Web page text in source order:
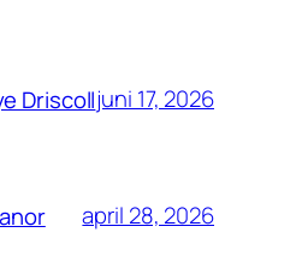
Driscolljuni 17, 2026
april 28, 2026